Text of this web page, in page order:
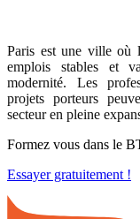
Paris est une ville où
emplois stables et
modernité. Les
projets porteurs
secteur en pleine
Formez vous dans le
Essayer gratuitement !